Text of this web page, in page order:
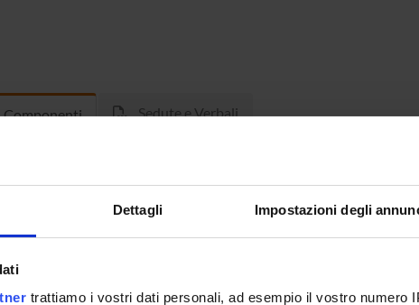
Dettagli Impostazioni degli
trattiamo i vostri dati personali, ad esempio il vostro numero
Componenti Sedute e Verbali
Criscuolo